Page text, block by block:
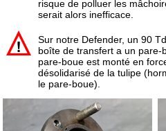
risque de polluer les
serait alors inefficace.
Sur notre Defender, un 90
boîte de transfert a un
pare-boue est monté en
désolidarisé de la tulipe
le pare-boue).